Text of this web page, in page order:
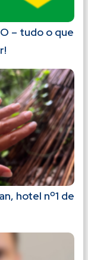
– tudo o que
hotel nº1 de